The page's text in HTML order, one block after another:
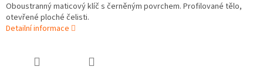
Oboustranný maticový klíč s černěným povrchem. Profilované tělo,
otevřené ploché čelisti.
Detailní informace